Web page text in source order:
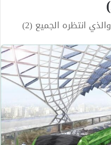
انتظره الجميع (2)